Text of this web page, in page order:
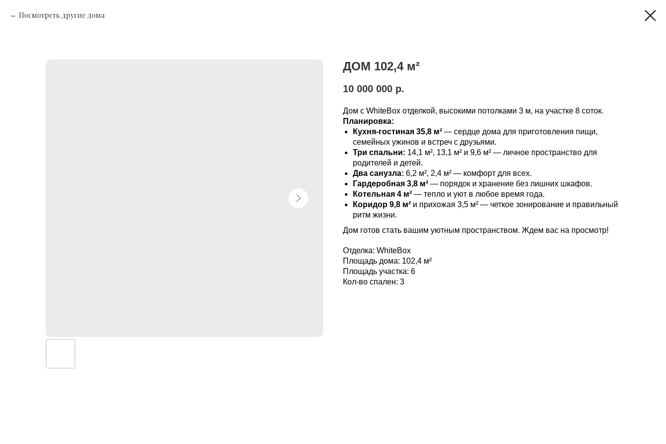
Посмотреть другие дома
ДОМ 102,4 м²
10 000 000 р.
Дом с WhiteBox отделкой, высокими потолками 3 м, на участке 8 соток.
Планировка:
Кухня-гостиная 35,8 м² — сердце дома для приготовления пищи,
семейных ужинов и встреч с друзьями.
Три спальни: 14,1 м², 13,1 м² и 9,6 м² — личное пространство для
родителей и детей.
Два санузла: 6,2 м², 2,4 м² — комфорт для всех.
Гардеробная 3,8 м² — порядок и хранение без лишних шкафов.
Котельная 4 м² — тепло и уют в любое время года.
Коридор 9,8 м² и прихожая 3,5 м² — четкое зонирование и правильный
ритм жизни.
Дом готов стать вашим уютным пространством. Ждем вас на просмотр!
Отделка: WhiteBox
Площадь дома: 102,4 м²
Площадь участка: 6
Кол-во спален: 3